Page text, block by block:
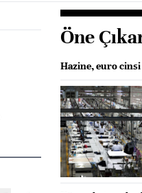
Öne
Hazine, euro